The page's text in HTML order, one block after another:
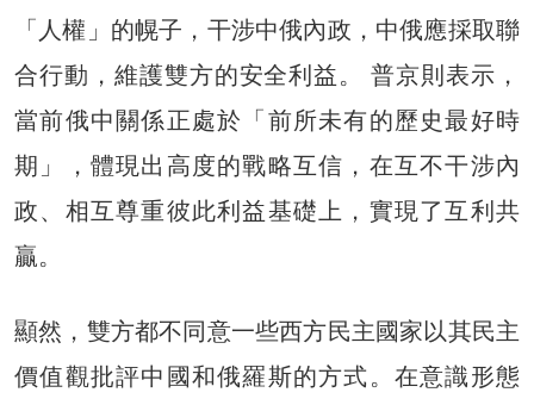
「人權」的幌子，干涉中俄內政，中俄應採取聯
合行動，維護雙方的安全利益。 普京則表示，
當前俄中關係正處於「前所未有的歷史最好時
期」，體現出高度的戰略互信，在互不干涉內
政、相互尊重彼此利益基礎上，實現了互利共
贏。
顯然，雙方都不同意一些西方民主國家以其民主
價值觀批評中國和俄羅斯的方式。在意識形態